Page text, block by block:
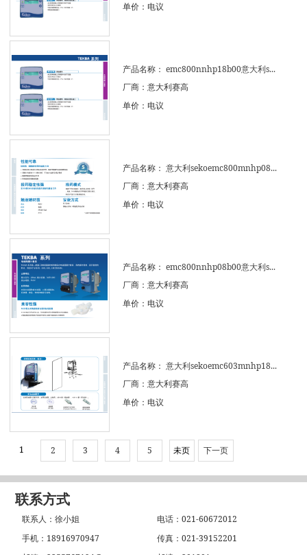
单价：电议
产品名称： emc800nnhp18b00意大利s...
厂商：意大利赛高
单价：电议
产品名称： 意大利sekoemc800mnhp08...
厂商：意大利赛高
单价：电议
产品名称： emc800nnhp08b00意大利s...
厂商：意大利赛高
单价：电议
产品名称： 意大利sekoemc603mnhp18...
厂商：意大利赛高
单价：电议
1 2 3 4 5 未页 下一页
联系方式
联系人：徐小姐
电话：021-60672012
手机：18916970947
传真：021-39152201